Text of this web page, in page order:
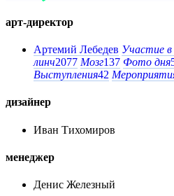
арт-директор
Артемий Лебедев Участие
линч2077 Мозг137 Фото дня
Выступления42
дизайнер
Иван Тихомиров
менеджер
Денис Железный